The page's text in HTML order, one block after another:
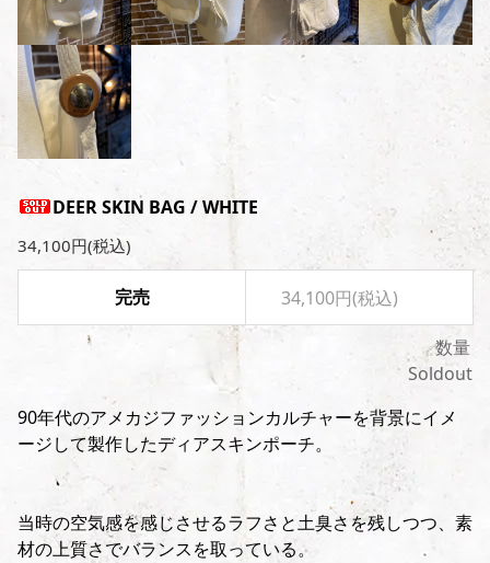
DEER SKIN BAG / WHITE
34,100円(税込)
完売 34,100円(税込)
数量
Soldout
90年代のアメカジファッションカルチャーを背景にイメ
ージして製作したディアスキンポーチ。
当時の空気感を感じさせるラフさと土臭さを残しつつ、素
材の上質さでバランスを取っている。